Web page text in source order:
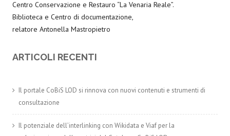
Centro Conservazione e Restauro “La Venaria Reale”.
Biblioteca e Centro di documentazione,
relatore Antonella Mastropietro
ARTICOLI RECENTI
Il portale CoBiS LOD si rinnova con nuovi contenuti e strumenti di
consultazione
Il potenziale dell’interlinking con Wikidata e Viaf per la